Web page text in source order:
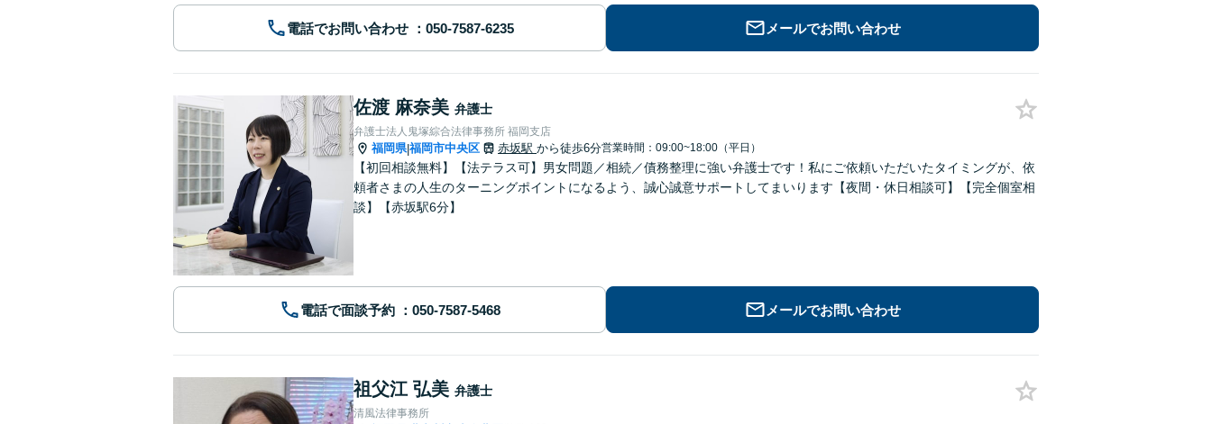
電話でお問い合わせ メールでお問い合わせ
佐渡 麻奈美 弁護士
弁護士法人鬼塚綜合法律事務所 福岡支店
福岡県|福岡市中央区 赤坂駅 から徒歩6分営業時間：09:00~18:00（平日）
【初回相談無料】【法テラス可】男女問題／相続／債務整理に強い弁護士です！私にご依頼いただいたタイミングが、依
頼者さまの人生のターニングポイントになるよう、誠心誠意サポートしてまいります【夜間・休日相談可】【完全個室相
談】【赤坂駅6分】
電話で面談予約 メールでお問い合わせ
祖父江 弘美 弁護士
清風法律事務所